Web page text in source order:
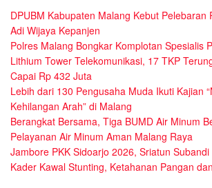
DPUBM Kabupaten Malang Kebut Pelebaran
Adi Wijaya Kepanjen
Polres Malang Bongkar Komplotan Spesialis
Lithium Tower Telekomunikasi, 17 TKP
Capai Rp 432 Juta
Lebih dari 130 Pengusaha Muda Ikuti Kajian
Kehilangan Arah” di Malang
Berangkat Bersama, Tiga BUMD Air Minum
Pelayanan Air Minum Aman Malang Raya
Jambore PKK Sidoarjo 2026, Sriatun
Kader Kawal Stunting, Ketahanan Pangan